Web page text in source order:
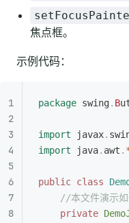
焦点框。
示例代码：
package swing. B
import javax.
import java. awt .
public class
//本文件演示
    private